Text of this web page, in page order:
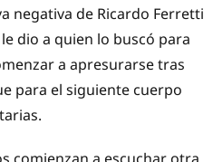
negativa de Ricardo Ferretti
dio a quien lo buscó para
a apresurarse tras
para el siguiente cuerpo